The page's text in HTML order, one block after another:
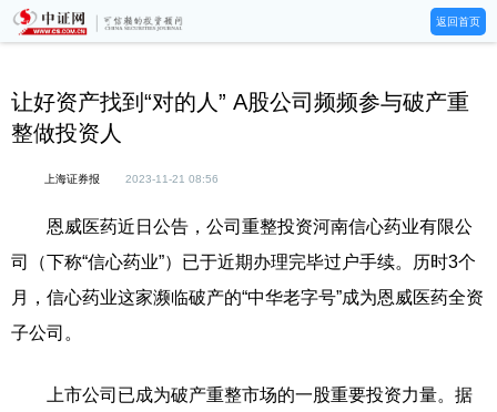
返回首页
让好资产找到“对的人” A股公司频频参与破产重
整做投资人
上海证券报 2023-11-21 08:56
恩威医药近日公告，公司重整投资河南信心药业有限公
司（下称“信心药业”）已于近期办理完毕过户手续。历时3个
月，信心药业这家濒临破产的“中华老字号”成为恩威医药全资
子公司。
上市公司已成为破产重整市场的一股重要投资力量。据